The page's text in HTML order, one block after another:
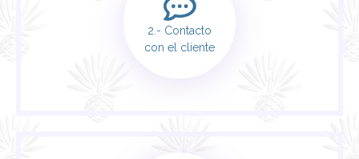
2.- Contacto
con el cliente